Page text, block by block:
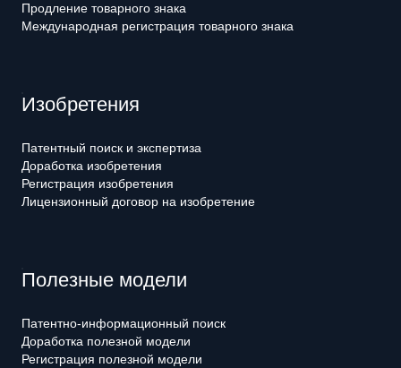
Продление товарного знака
Международная регистрация товарного знака
Изобретения
Патентный поиск и экспертиза
Доработка изобретения
Регистрация изобретения
Лицензионный договор на изобретение
Полезные модели
Патентно-информационный поиск
Доработка полезной модели
Регистрация полезной модели